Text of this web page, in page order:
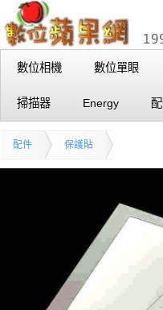
數位相機 數位單眼
掃描器 Energy
配件 保護貼